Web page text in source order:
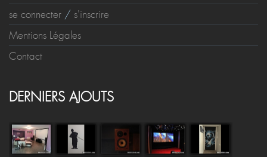
se connecter
/ s'inscrire
Mentions Légales
Contact
DERNIERS AJOUTS